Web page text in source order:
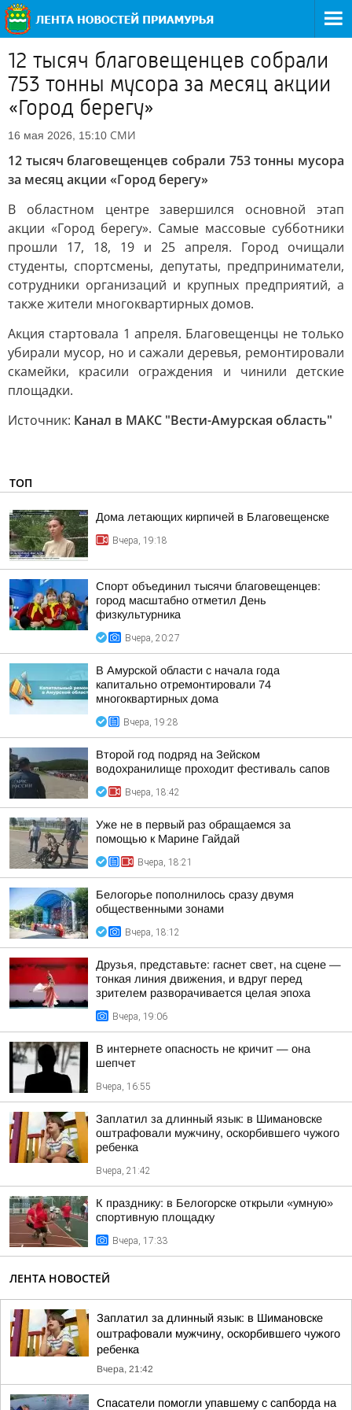
12 тысяч благовещенцев собрали
753 тонны мусора за месяц акции
«Город берегу»
16 мая 2026, 15:10 СМИ
12 тысяч благовещенцев собрали 753 тонны мусора
за месяц акции «Город берегу»
В областном центре завершился основной этап
акции «Город берегу». Самые массовые субботники
прошли 17, 18, 19 и 25 апреля. Город очищали
студенты, спортсмены, депутаты, предприниматели,
сотрудники организаций и крупных предприятий, а
также жители многоквартирных домов.
Акция стартовала 1 апреля. Благовещенцы не только
убирали мусор, но и сажали деревья, ремонтировали
скамейки, красили ограждения и чинили детские
площадки.
Источник: Канал в МАКС "Вести-Амурская область"
ТОП
Дома летающих кирпичей в Благовещенске
Вчера, 19:18
Спорт объединил тысячи благовещенцев:
город масштабно отметил День
физкультурника
Вчера, 20:27
В Амурской области с начала года
капитально отремонтировали 74
многоквартирных дома
Вчера, 19:28
Второй год подряд на Зейском
водохранилище проходит фестиваль сапов
Вчера, 18:42
Уже не в первый раз обращаемся за
помощью к Марине Гайдай
Вчера, 18:21
Белогорье пополнилось сразу двумя
общественными зонами
Вчера, 18:12
Друзья, представьте: гаснет свет, на сцене —
тонкая линия движения, и вдруг перед
зрителем разворачивается целая эпоха
Вчера, 19:06
В интернете опасность не кричит — она
шепчет
Вчера, 16:55
Заплатил за длинный язык: в Шимановске
оштрафовали мужчину, оскорбившего чужого
ребенка
Вчера, 21:42
К празднику: в Белогорске открыли «умную»
спортивную площадку
Вчера, 17:33
ЛЕНТА НОВОСТЕЙ
Заплатил за длинный язык: в Шимановске
оштрафовали мужчину, оскорбившего чужого
ребенка
Вчера, 21:42
Спасатели помогли упавшему с сапборда на